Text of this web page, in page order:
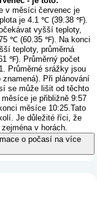
v měsíci červenec je
je 4.1 ℃ (39.38 ℉).
vyšší teploty,
℃ (60.35 ℉). Na konci
teploty, průměrná
℉). Průměrný počet
Průměrné srážky jsou
znamená). Při plánování
se může lišit od těchto
je přibližně 9:57
měsíce 10:25.Tato
Je důležité říci, že
v horách.
o počasí na více